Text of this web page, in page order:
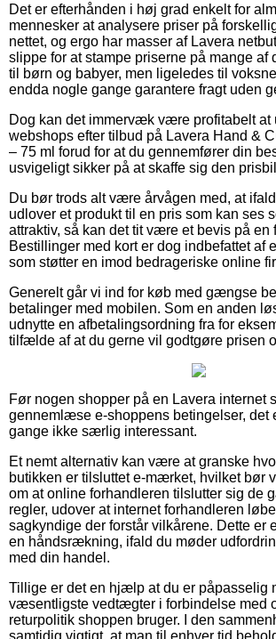
Det er efterhånden i høj grad enkelt for
mennesker at analysere priser på
nettet, og ergo har masser af Lavera
slippe for at stampe priserne på mange af
til børn og babyer, men ligeledes til
endda nogle gange garantere fragt uden
Dog kan det immervæk være profitabelt at
webshops efter tilbud på Lavera Hand &
– 75 ml forud for at du gennemfører din
usvigeligt sikker på at skaffe sig den
Du bør trods alt være årvågen med, at
udlover et produkt til en pris som kan ses
attraktiv, så kan det tit være et bevis på en
Bestillinger med kort er dog indbefattet af
som støtter en imod bedrageriske online
Generelt går vi ind for køb med gængse
betalinger med mobilen. Som en anden
udnytte en afbetalingsordning fra for
tilfælde af at du gerne vil godtgøre prisen
Før nogen shopper på en Lavera internet
gennemlæse e-shoppens betingelser, det
gange ikke særlig interessant.
Et nemt alternativ kan være at granske
butikken er tilsluttet e-mærket, hvilket bør
om at online forhandleren tilslutter sig de
regler, udover at internet forhandleren
sagkyndige der forstår vilkårene. Dette er
en håndsrækning, ifald du møder
med din handel.
Tillige er det en hjælp at du er påpasselig
væsentligste vedtægter i forbindelse med
returpolitik shoppen bruger. I den
samtidig vigtigt, at man til enhver tid